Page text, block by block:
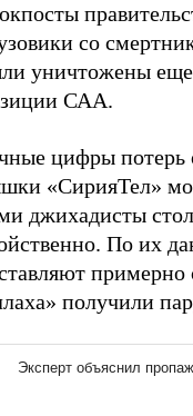
со
уничтожены еще
САА.
цифры потерь
«СирияТел»
джихадисты
По их
примерно
получили